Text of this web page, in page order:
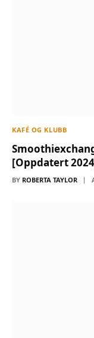
KAFÉ OG KLUBB
[Oppdatert
BY ROBERTA TAYLOR